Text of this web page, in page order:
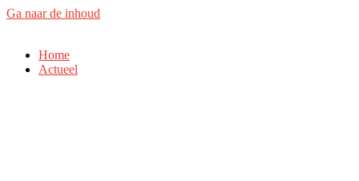
Ga naar de inhoud
Home
Actueel